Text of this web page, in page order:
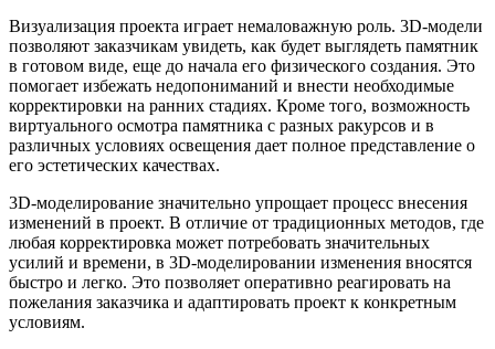
Визуализация проекта играет немаловажную роль. 3D-модели
позволяют заказчикам увидеть, как будет выглядеть памятник
в готовом виде, еще до начала его физического создания. Это
помогает избежать недопониманий и внести необходимые
корректировки на ранних стадиях. Кроме того, возможность
виртуального осмотра памятника с разных ракурсов и в
различных условиях освещения дает полное представление о
его эстетических качествах.
3D-моделирование значительно упрощает процесс внесения
изменений в проект. В отличие от традиционных методов, где
любая корректировка может потребовать значительных
усилий и времени, в 3D-моделировании изменения вносятся
быстро и легко. Это позволяет оперативно реагировать на
пожелания заказчика и адаптировать проект к конкретным
условиям.